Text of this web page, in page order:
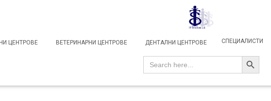
ЦЕНТРОВЕ ВЕТЕРИНАРНИ ЦЕНТРОВЕ ДЕНТАЛНИ ЦЕНТРОВЕ СПЕЦИАЛИСТИ
Search
SEARCH BUTTON